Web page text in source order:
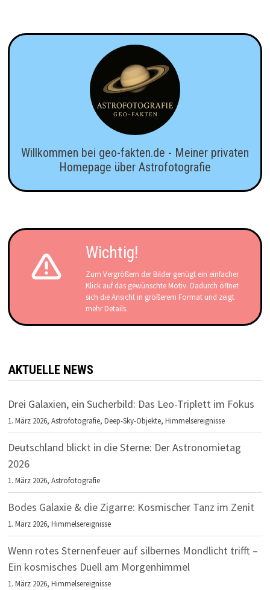
Willkommen bei geo-fakten.de - Meiner privaten
Homepage über Astrofotografie
Wichtig!
Zum Vergrößern der Bilder genügt ein einfacher
Klick auf das gewünschte Motiv. Dadurch öffnet
sich die Ansicht in größerem Format und zeigt
mehr Details.
AKTUELLE NEWS
Drei Galaxien, ein Sucherbild: Das Leo-Triplett im Fokus
1. März 2026,Astrofotografie,Deep-Sky-Objekte,Himmelsereignisse
Deutschland blickt in die Sterne: Der Astronomietag
2026
1. März 2026,Astrofotografie
Bodes Galaxie & die Zigarre: Kosmischer Tanz im Zenit
1. März 2026,Himmelsereignisse
Wenn rotes Sternenfeuer auf silbernes Mondlicht trifft –
Ein kosmisches Duell am Morgenhimmel
1. März 2026,Himmelsereignisse